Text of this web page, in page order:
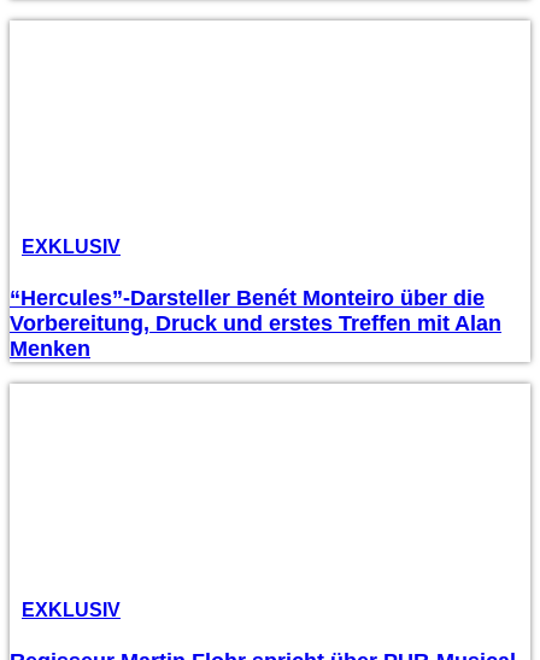
EXKLUSIV
“Hercules”-Darsteller Benét Monteiro über die
Vorbereitung, Druck und erstes Treffen mit Alan
Menken
EXKLUSIV